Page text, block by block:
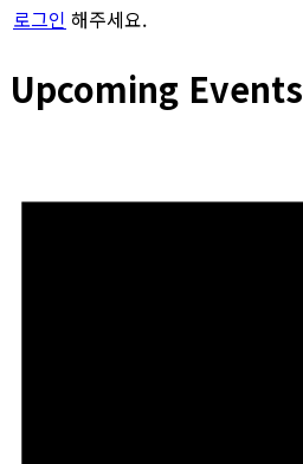
로그인 해주세요.
Upcoming Events